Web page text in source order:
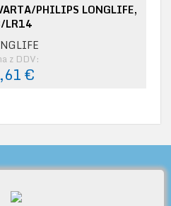
PHILIPS LONGLIFE,
LR14
z DDV:
€